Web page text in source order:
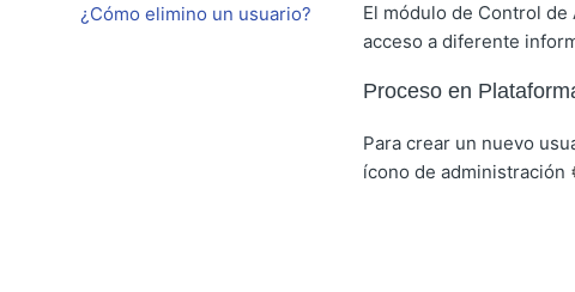
¿Cómo elimino un usuario?
El módulo de Control
acceso a diferente
Proceso en
Para crear un nuevo
ícono de administración